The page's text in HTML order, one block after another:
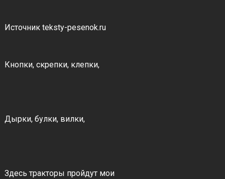
Источник teksty-pesenok.ru
Кнопки, скрепки, клепки,
Дырки, булки, вилки,
Здесь тракторы пройдут мои